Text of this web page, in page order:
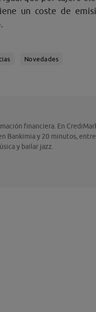
un coste de
Novedades
financiera. En
Bankimia y 20 minutos,
y bailar jazz.